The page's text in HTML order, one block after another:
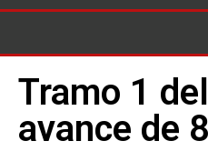
Tramo 1
avance de